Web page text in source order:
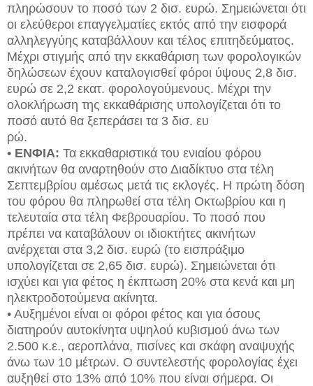
πληρώσουν το ποσό των 2 δισ. ευρώ. Σημειώνεται ότι
οι ελεύθεροι επαγγελματίες εκτός από την εισφορά
αλληλεγγύης καταβάλλουν και τέλος επιτηδεύματος.
Μέχρι στιγμής από την εκκαθάριση των φορολογικών
δηλώσεων έχουν καταλογισθεί φόροι ύψους 2,8 δισ.
ευρώ σε 2,2 εκατ. φορολογούμενους. Μέχρι την
ολοκλήρωση της εκκαθάρισης υπολογίζεται ότι το
ποσό αυτό θα ξεπεράσει τα 3 δισ. ευ
ρώ.
• ΕΝΦΙΑ: Τα εκκαθαριστικά του ενιαίου φόρου
ακινήτων θα αναρτηθούν στο Διαδίκτυο στα τέλη
Σεπτεμβρίου αμέσως μετά τις εκλογές. Η πρώτη δόση
του φόρου θα πληρωθεί στα τέλη Οκτωβρίου και η
τελευταία στα τέλη Φεβρουαρίου. Το ποσό που
πρέπει να καταβάλουν οι ιδιοκτήτες ακινήτων
ανέρχεται στα 3,2 δισ. ευρώ (το εισπράξιμο
υπολογίζεται σε 2,65 δισ. ευρώ). Σημειώνεται ότι
ισχύει και για φέτος η έκπτωση 20% στα κενά και μη
ηλεκτροδοτούμενα ακίνητα.
• Αυξημένοι είναι οι φόροι φέτος και για όσους
διατηρούν αυτοκίνητα υψηλού κυβισμού άνω των
2.500 κ.ε., αεροπλάνα, πισίνες και σκάφη αναψυχής
άνω των 10 μέτρων. Ο συντελεστής φορολογίας έχει
αυξηθεί στο 13% από 10% που είναι σήμερα. Οι